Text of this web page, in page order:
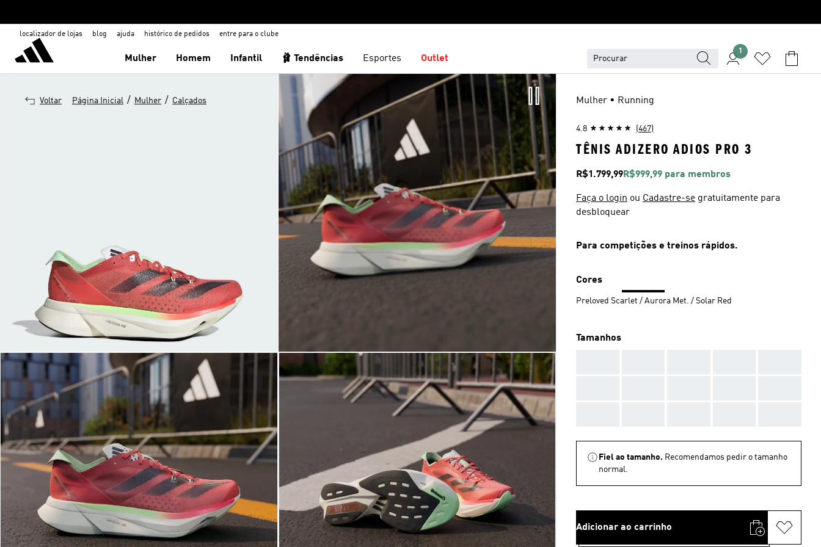
localizador de lojas blog ajuda histórico de pedidos entre para o clube
Mulher Homem Infantil 🩰 Tendências Esportes Outlet
1
Voltar Página Inicial / Mulher / Calçados Mulher • Running
4.8 (467)
TÊNIS ADIZERO ADIOS PRO 3
Preço
R$1.799,99R$999,99 para membros
Faça o login ou Cadastre-se gratuitamente para
desbloquear
Para competições e treinos rápidos.
Cores
Preloved Scarlet / Aurora Met. / Solar Red
Tamanhos
Fiel ao tamanho. Recomendamos pedir o tamanho
normal.
Adicionar ao carrinho